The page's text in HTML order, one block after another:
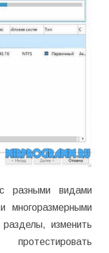
разными видами
многоразмерными
изменить